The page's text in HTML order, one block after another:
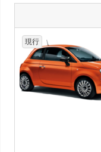
現行